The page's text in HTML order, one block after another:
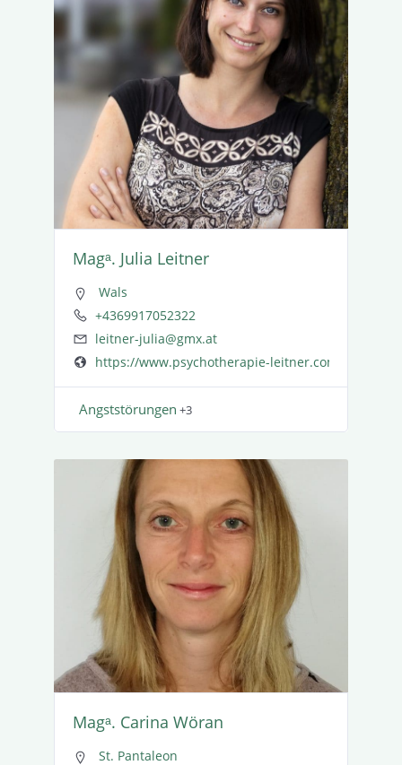
Magᵃ. Julia Leitner
Wals
+4369917052322
leitner-julia@gmx.at
https://www.psychotherapie-leitner.com/
Angst­stö­rungen +3
Magᵃ. Carina Wöran
St. Pantaleon